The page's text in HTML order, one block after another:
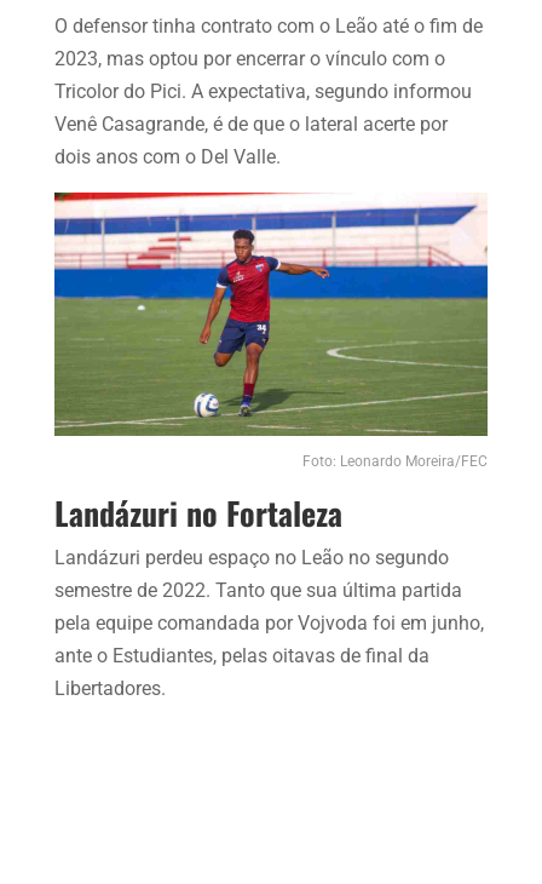
O defensor tinha contrato com o Leão até o fim de
2023, mas optou por encerrar o vínculo com o
Tricolor do Pici. A expectativa, segundo informou
Venê Casagrande, é de que o lateral acerte por
dois anos com o Del Valle.
Foto: Leonardo Moreira/FEC
Landázuri no Fortaleza
Landázuri perdeu espaço no Leão no segundo
semestre de 2022. Tanto que sua última partida
pela equipe comandada por Vojvoda foi em junho,
ante o Estudiantes, pelas oitavas de final da
Libertadores.